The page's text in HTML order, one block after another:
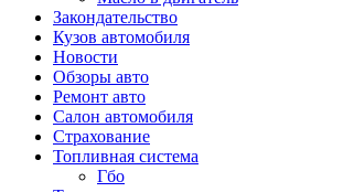
Закондательство
Кузов автомобиля
Новости
Обзоры авто
Ремонт авто
Салон автомобиля
Страхование
Топливная система
Гбо